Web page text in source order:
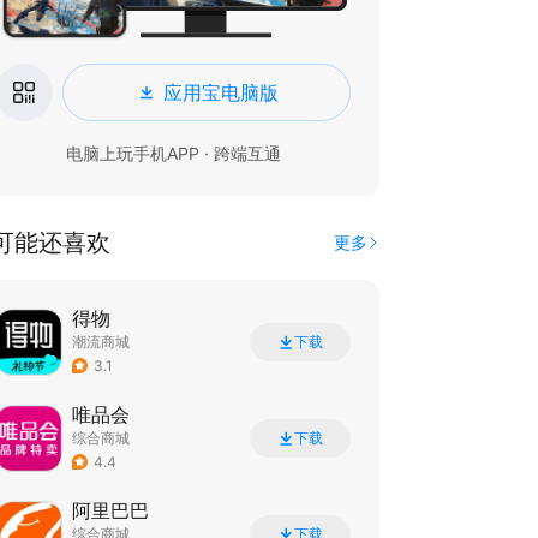
应用宝电脑版
电脑上玩手机APP · 跨端互通
能还喜欢 更多
得物
潮流商城
3.1
下载
唯品会
综合商城
4.4
下载
阿里巴巴
综合商城 下载